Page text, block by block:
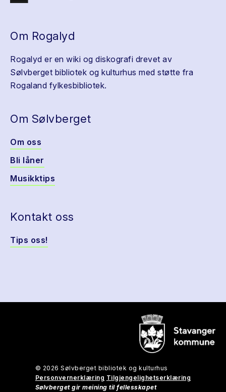
Om Rogalyd
Rogalyd er en wiki og diskografi drevet av
Sølvberget bibliotek og kulturhus med støtte fra
Rogaland fylkesbibliotek.
Om Sølvberget
Om oss
Bli låner
Musikktips
Kontakt oss
Tips oss!
© 2026 Sølvberget bibliotek og kulturhus
Personvernerklæring Tilgjengelighetserklæring
Sølvberget gir meining til fellesskapet